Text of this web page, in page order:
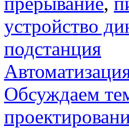
устройство
подстанция
Обсуждаем